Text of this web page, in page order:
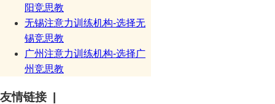
阳竞思教
无锡注意力训练机构-选择无
锡竞思教
广州注意力训练机构-选择广
州竞思教
友情链接 |